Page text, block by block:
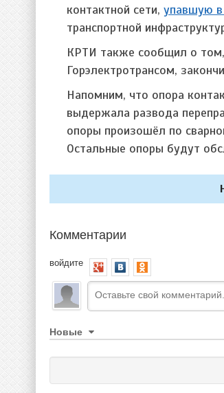
контактной сети, упавшую в
транспортной
КРТИ также сообщил о том,
Горэлектротрансом,
Напомним, что опора
выдержала развода
опоры произошёл по
Остальные опоры будут
Комментарии
войдите
Новые